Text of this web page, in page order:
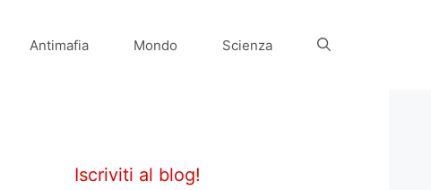
Antimafia Mondo Scienza
Iscriviti al blog!